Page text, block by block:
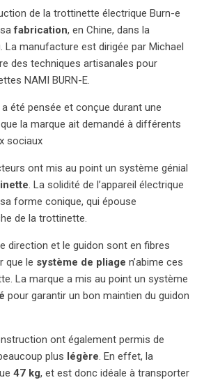
de la trottinette électrique Burn-e
safabrication, en Chine, dans la
La manufacture est dirigée par Michael
des techniques artisanales pour
NAMI BURN-E.
été pensée et conçue durant une
la marque ait demandé à différents
sociaux
ont mis au point un système génial
. La solidité de l’appareil électrique
forme conique, qui épouse
de la trottinette.
direction et le guidon sont en fibres
que le système de pliage n’abime ces
La marque a mis au point un système
pour garantir un bon maintien du guidon
ont également permis de
plus légère. En effet, la
47 kg, et est donc idéale à transporter